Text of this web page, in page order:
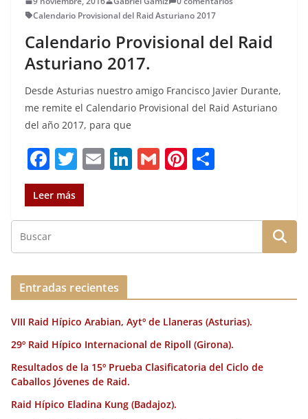
Calendario Provisional del Raid Asturiano 2017
Calendario Provisional del Raid
Asturiano 2017.
Desde Asturias nuestro amigo Francisco Javier Durante,
me remite el Calendario Provisional del Raid Asturiano
del año 2017, para que
F
a
c
e
b
o
o
k
T
w
it
te
r
E
l
Li
e
dI
G
l
Pi
re
st
p
a
Leer más
Entradas recientes
VIII Raid Hípico Arabian, Aytº de Llaneras (Asturias).
29º Raid Hípico Internacional de Ripoll (Girona).
Resultados de la 15º Prueba Clasificatoria del Ciclo de
Caballos Jóvenes de Raid.
Raid Hípico Eladina Kung (Badajoz).